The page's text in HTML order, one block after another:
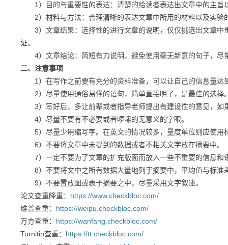
1）目的与重要性的表达：清楚的给读者表达出文章中的主旨
2）材料与方法：合理清晰的表达文章中所用的材料以及实验
3）文章结果：选择性的进行文章的说明，仅仅挑选出文章中
证。
4）文章结论：简短有力说明，避免使用毫无新意的句子，尽
二、注意事项
1）在写作之前要有充分的资料准备，可以让自己的信息量达
2）尽量使用通俗易懂的语句，简单直接明了，是最佳的选择
3）写好后，多让前辈或者指导老师提出有建设性的意见，如
4）尽量不要有不必要或者啰嗦的无意义的字眼。
5）尽量少用缩写字。在英文的情况较多，量度单位则应使用
6）不要将文章中未提到的数据或者不相关文字放在摘要中。
7）一定不要为了文章的扩充版面而放入一些不重要的信息和
8）不要将文中之所有数据大量地列于摘要中，平均值与标准
9）不要置放图或表于摘要之中，尽量采用文字叙述。
论文查重降重： https://www.checkbloc.com/
维普查重： https://weipu.checkbloc.com/
万方查重： https://wanfang.checkbloc.com/
Turnitin查重： https://tt.checkbloc.com/